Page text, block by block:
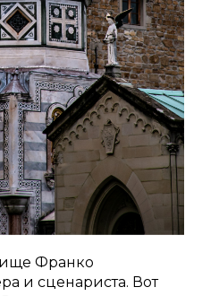
Франко
и сценариста. Вот